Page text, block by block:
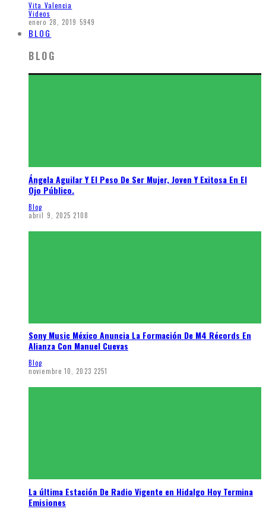
Vita Valencia
Videos
enero 28, 2019 5949
BLOG
BLOG
Ángela Aguilar Y El Peso De Ser Mujer, Joven Y Exitosa En El
Ojo Público.
Blog
abril 9, 2025 2108
Sony Music México Anuncia La Formación De M4 Récords En
Alianza Con Manuel Cuevas
Blog
noviembre 10, 2023 2251
La última Estación De Radio Vigente en Hidalgo Hoy Termina
Emisiones